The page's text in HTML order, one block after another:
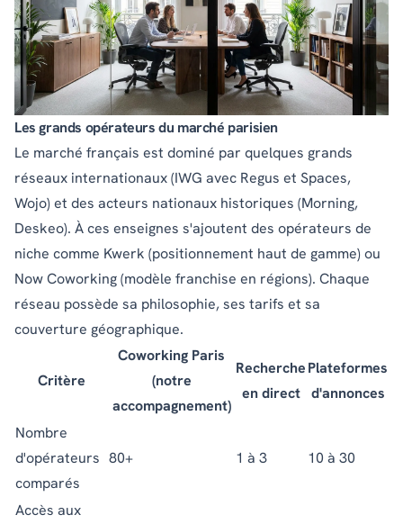
Les grands opérateurs du marché parisien
Le marché français est dominé par quelques grands
réseaux internationaux (IWG avec Regus et Spaces,
Wojo) et des acteurs nationaux historiques (Morning,
Deskeo). À ces enseignes s'ajoutent des opérateurs de
niche comme Kwerk (positionnement haut de gamme) ou
Now Coworking (modèle franchise en régions). Chaque
réseau possède sa philosophie, ses tarifs et sa
couverture géographique.
Critère
Coworking Paris
(notre
accompagnement)
Recherche
en direct
Plateformes
d'annonces
Nombre
d'opérateurs
comparés
80+ 1 à 3 10 à 30
Accès aux